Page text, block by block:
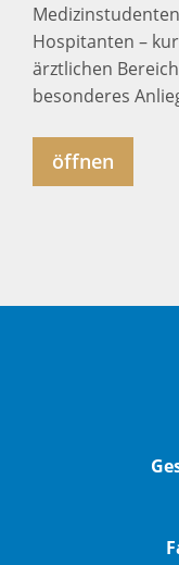
Hospitanten –
ärztlichen
besonderes
öffnen